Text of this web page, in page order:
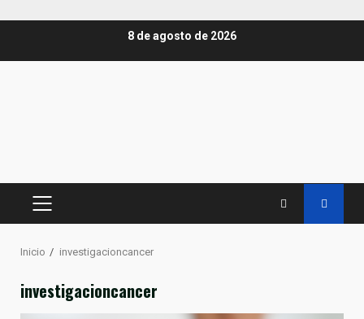
8 de agosto de 2026
MENÚ
Inicio investigacioncancer
investigacioncancer